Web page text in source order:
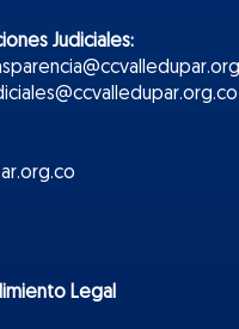
Judiciales:
Legal